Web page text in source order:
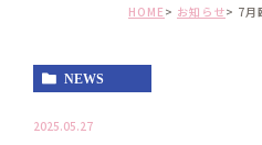
HOME お知らせ 7月
NEWS
2025.05.27